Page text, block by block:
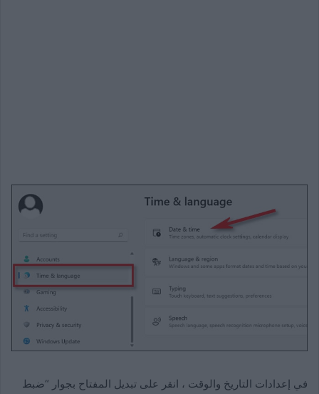
في إعدادات التاريخ والوقت ، انقر على تبديل المفتاح بجوار “ضبط